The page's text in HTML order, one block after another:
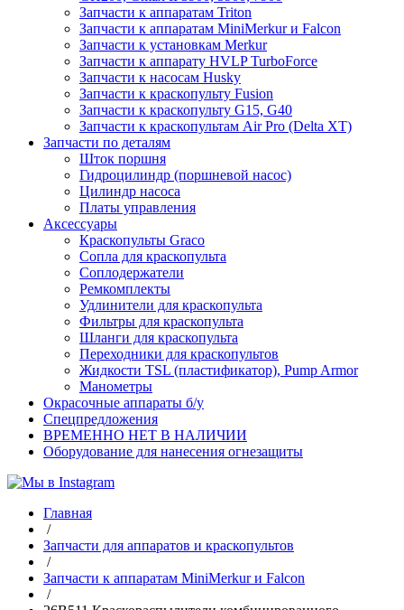
Запчасти к аппаратам Triton
Запчасти к аппаратам MiniMerkur и Falcon
Запчасти к установкам Merkur
Запчасти к аппарату HVLP TurboForce
Запчасти к насосам Husky
Запчасти к краскопульту Fusion
Запчасти к краскопульту G15, G40
Запчасти к краскопультам Air Pro (Delta XT)
Запчасти по деталям
Шток поршня
Гидроцилиндр (поршневой насос)
Цилиндр насоса
Платы управления
Аксессуары
Краскопульты Graco
Сопла для краскопульта
Соплодержатели
Ремкомплекты
Удлинители для краскопульта
Фильтры для краскопульта
Шланги для краскопульта
Переходники для краскопультов
Жидкости TSL (пластификатор), Pump Armor
Манометры
Окрасочные аппараты б/у
Спецпредложения
ВРЕМЕННО НЕТ В НАЛИЧИИ
Оборудование для нанесения огнезащиты
Главная
/
Запчасти для аппаратов и краскопультов
/
Запчасти к аппаратам MiniMerkur и Falcon
/